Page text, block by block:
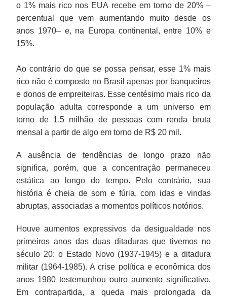
o 1% mais rico nos EUA recebe em torno de 20% –
percentual que vem aumentando muito desde os
anos 1970– e, na Europa continental, entre 10% e
15%.
Ao contrário do que se possa pensar, esse 1% mais
rico não é composto no Brasil apenas por banqueiros
e donos de empreiteiras. Esse centésimo mais rico da
população adulta corresponde a um universo em
torno de 1,5 milhão de pessoas com renda bruta
mensal a partir de algo em torno de R$ 20 mil.
A ausência de tendências de longo prazo não
significa, porém, que a concentração permaneceu
estática ao longo do tempo. Pelo contrário, sua
história é cheia de som e fúria, com idas e vindas
abruptas, associadas a momentos políticos notórios.
Houve aumentos expressivos da desigualdade nos
primeiros anos das duas ditaduras que tivemos no
século 20: o Estado Novo (1937-1945) e a ditadura
militar (1964-1985). A crise política e econômica dos
anos 1980 testemunhou outro aumento significativo.
Em contrapartida, a queda mais prolongada da